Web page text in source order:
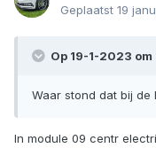
Geplaatst 19
Op 19-1-2023 om
Waar stond dat bij de
In module 09 centr